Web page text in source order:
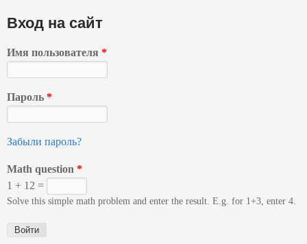
Вход на сайт
Имя пользователя *
Пароль *
Забыли пароль?
Math question *
1 + 12 =
Solve this simple math problem and enter the result. E.g. for 1+3, enter 4.